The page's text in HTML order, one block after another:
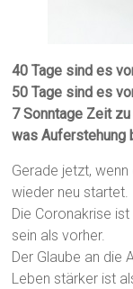
40 Tage sind es
50 Tage sind es
7 Sonntage Zeit
was Auferstehung
Gerade jetzt,
wieder neu startet.
Die Coronakrise
sein als vorher.
Der Glaube an die
Leben stärker ist